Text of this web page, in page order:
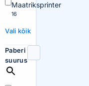
Maatriksprinter
16
Vali kõik
Paberi
suurus